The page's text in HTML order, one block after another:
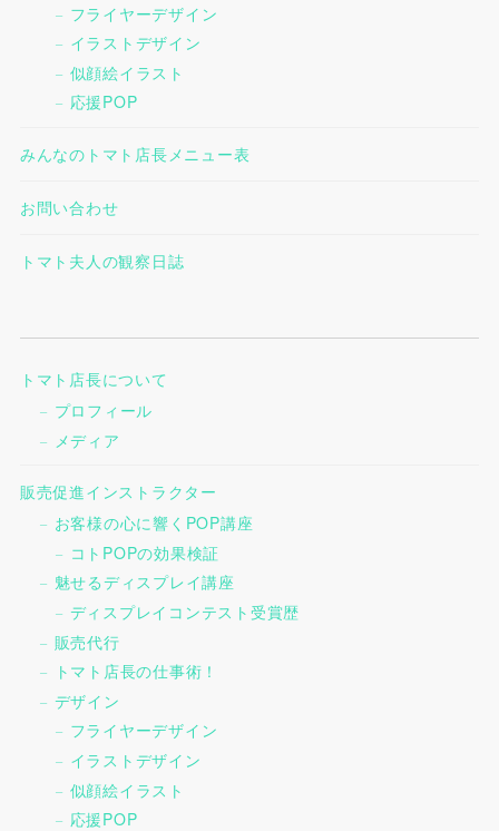
フライヤーデザイン
イラストデザイン
似顔絵イラスト
応援POP
みんなのトマト店長メニュー表
お問い合わせ
トマト夫人の観察日誌
トマト店長について
プロフィール
メディア
販売促進インストラクター
お客様の心に響くPOP講座
コトPOPの効果検証
魅せるディスプレイ講座
ディスプレイコンテスト受賞歴
販売代行
トマト店長の仕事術！
デザイン
フライヤーデザイン
イラストデザイン
似顔絵イラスト
応援POP